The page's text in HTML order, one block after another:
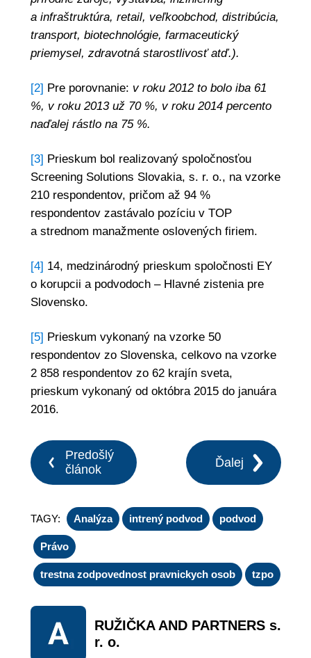
a infraštruktúra, retail, veľkoobchod, distribúcia,
transport, biotechnológie, farmaceutický
priemysel, zdravotná starostlivosť atď.).
[2] Pre porovnanie: v roku 2012 to bolo iba 61
%, v roku 2013 už 70 %, v roku 2014 percento
naďalej rástlo na 75 %.
[3] Prieskum bol realizovaný spoločnosťou
Screening Solutions Slovakia, s. r. o., na vzorke
210 respondentov, pričom až 94 %
respondentov zastávalo pozíciu v TOP
a strednom manažmente oslovených firiem.
[4] 14, medzinárodný prieskum spoločnosti EY
o korupcii a podvodoch – Hlavné zistenia pre
Slovensko.
[5] Prieskum vykonaný na vzorke 50
respondentov zo Slovenska, celkovo na vzorke
2 858 respondentov zo 62 krajín sveta,
prieskum vykonaný od októbra 2015 do januára
2016.
Predošlý
článok
Ďalej
TAGY: Analýza intrený podvod podvod
Právo
trestna zodpovednost pravnickych osob tzpo
RUŽIČKA AND PARTNERS s.
r. o.